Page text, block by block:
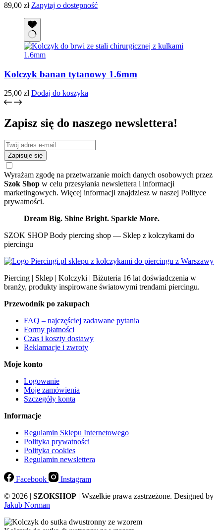
89,00 zł Zapytaj o dostępność
Kolczyk banan tytanowy 1.6mm
25,00 zł Dodaj do koszyka
Zapisz się do naszego newslettera!
Zapisuje się
Wyrażam zgodę na przetwarzanie moich danych osobowych przez
Szok Shop w celu przesyłania newslettera i informacji
marketingowych. Więcej informacji znajdziesz w naszej Polityce
prywatności.
Dream Big. Shine Bright. Sparkle More.
SZOK SHOP Body piercing shop — Sklep z kolczykami do
piercingu
Piercing | Sklep | Kolczyki | Biżuteria 16 lat doświadczenia w
branży, produkty inspirowane światowymi trendami piercingu.
Przewodnik po zakupach
FAQ – najczęściej zadawane pytania
Formy płatności
Czas i koszty dostawy
Reklamacje i zwroty
Moje konto
Logowanie
Moje zamówienia
Szczegóły konta
Informacje
Regulamin Sklepu Internetowego
Polityka prywatności
Polityka cookies
Regulamin newslettera
Facebook
Instagram
© 2026 | SZOKSHOP | Wszelkie prawa zastrzeżone. Designed by
Jakub Norman